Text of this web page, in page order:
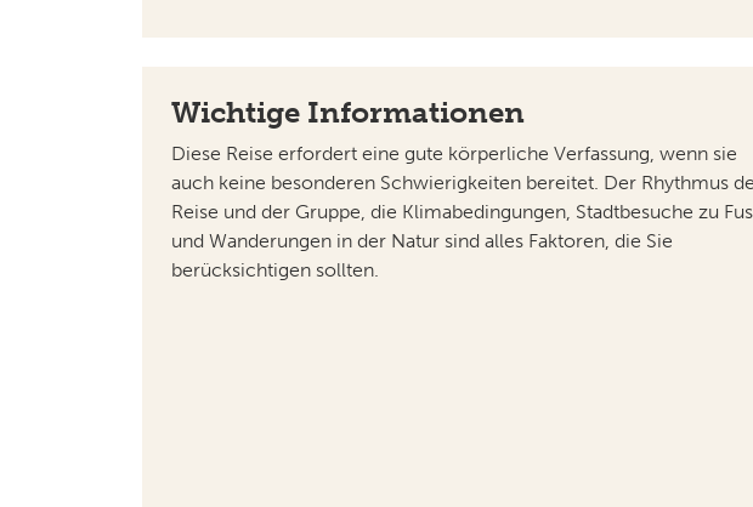
Wichtige Informationen
Diese Reise erfordert eine gute körperliche Verfassung, wenn sie
auch keine besonderen Schwierigkeiten bereitet. Der Rhythmus der
Reise und der Gruppe, die Klimabedingungen, Stadtbesuche zu Fuss
und Wanderungen in der Natur sind alles Faktoren, die Sie
berücksichtigen sollten.